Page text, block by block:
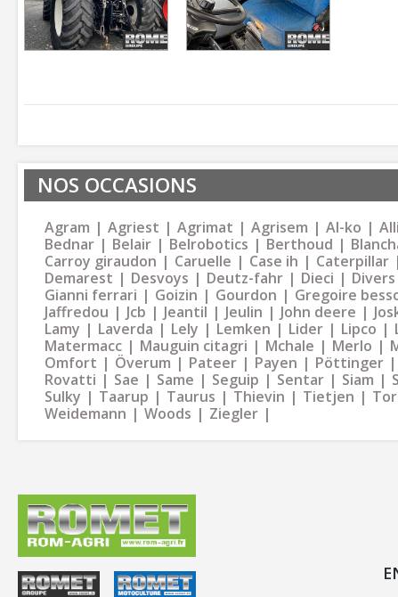
NOS OCCASIONS
Agram Agriest Agrimat Agrisem Al-ko
Bednar
Belair Belrobotics Berthoud
Carroy giraudon
Caruelle Case ih Caterpillar
Demarest
Desvoys Deutz-fahr Dieci Divers
Gianni ferrari
Goizin Gourdon Gregoire
Jaffredou
Jcb Jeantil Jeulin John deere
Lamy
Laverda Lely Lemken Lider Lipco
Matermacc
Mauguin citagri Mchale Merlo
Omfort
Överum Pateer Payen Pöttinger
Rovatti
Sae Same Seguip Sentar Siam
Sulky
Taarup Taurus Thievin Tietjen
Weidemann
Woods Ziegler